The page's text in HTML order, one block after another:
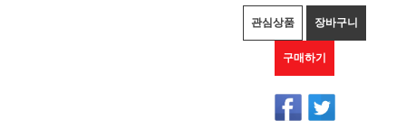
관심상품 장바구니
구매하기